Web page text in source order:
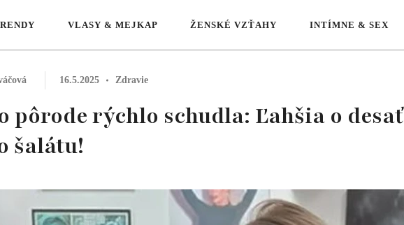
VLASY & MEJKAP ŽENSKÉ VZŤAHY INTÍMNE & SEX
16.5.2025 Zdravie
pôrode rýchlo schudla: Ľahšia o
šalátu!